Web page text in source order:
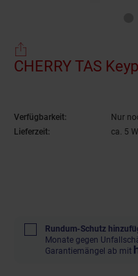
CHERRY TAS
Verfügbarkeit:
Nur
Lieferzeit:
ca. 5
Rundum-Schutz
Monate gegen
Garantiemängel ab mit